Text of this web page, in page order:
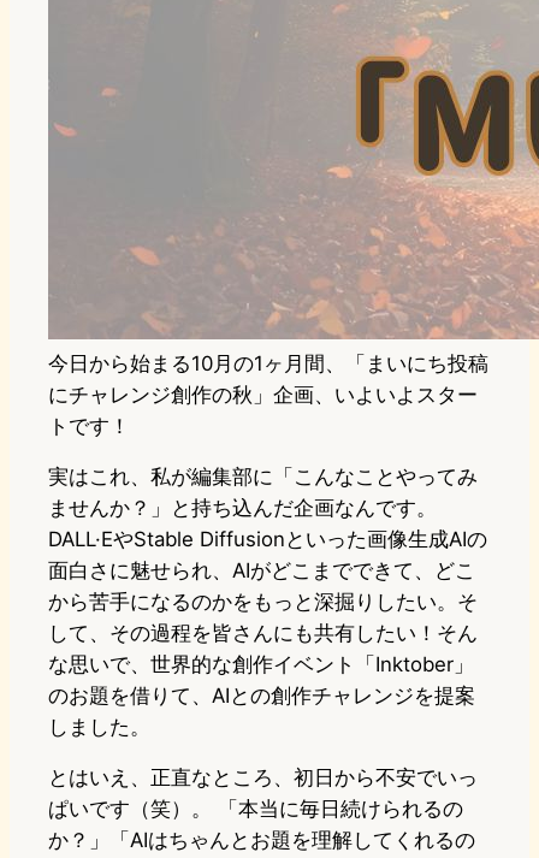
今日から始まる10月の1ヶ月間、「まいにち投稿
にチャレンジ創作の秋」企画、いよいよスター
トです！
実はこれ、私が編集部に「こんなことやってみ
ませんか？」と持ち込んだ企画なんです。
DALL·EやStable Diffusionといった画像生成AIの
面白さに魅せられ、AIがどこまでできて、どこ
から苦手になるのかをもっと深掘りしたい。そ
して、その過程を皆さんにも共有したい！そん
な思いで、世界的な創作イベント「Inktober」
のお題を借りて、AIとの創作チャレンジを提案
しました。
とはいえ、正直なところ、初日から不安でいっ
ぱいです（笑）。 「本当に毎日続けられるの
か？」「AIはちゃんとお題を理解してくれるの